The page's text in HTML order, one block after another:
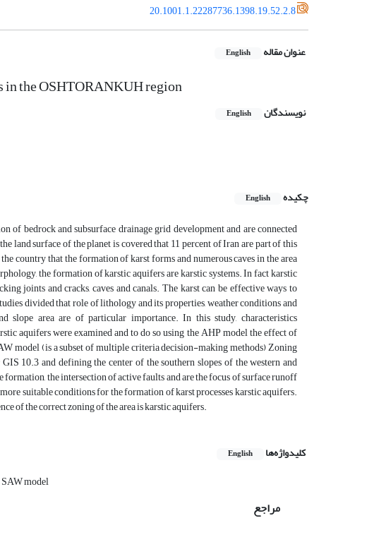
20.1001.1.22287736.1398.19.52.2.8
عنوان مقاله English
the OSHTORANKUH region
نویسندگان English
چکیده
English
of bedrock and subsurface drainage grid development and are connected
surface of the planet is covered that 11 percent of Iran are part of this
country that the formation of karst forms and numerous caves in the area
the formation of karstic aquifers are karstic systems. In fact karstic
joints and cracks, caves and canals. The karst can be effective ways to
divided that role of lithology and its properties, weather conditions and
slope area are of particular importance. In this study, characteristics
aquifers were examined and to do so using the AHP model the effect of
model)is a subset of multiple criteria decision-making methods(Zoning
10.3 and defining the center of the southern slopes of the western and
the intersection of active faults and are the focus of surface runoff
suitable conditions for the formation of karst processes karstic aquifers.
of the correct zoning of the area is karstic aquifers.
کلیدواژه‌ها English
SAW model
مراجع